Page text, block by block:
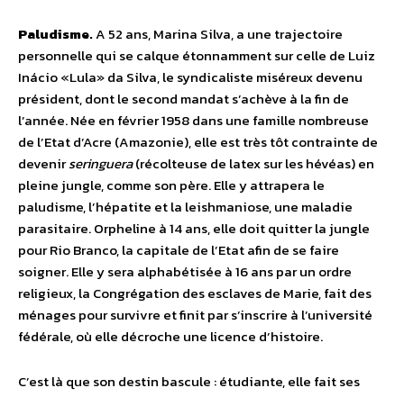
Paludisme.A 52 ans, Marina Silva, a une trajectoire
personnelle qui se calque étonnamment sur celle de Luiz
Inácio «Lula» da Silva, le syndicaliste miséreux devenu
président, dont le second mandat s’achève à la fin de
l’année. Née en février 1958 dans une famille nombreuse
de l’Etat d’Acre (Amazonie), elle est très tôt contrainte de
devenirseringuera(récolteuse de latex sur les hévéas) en
pleine jungle, comme son père. Elle y attrapera le
paludisme, l’hépatite et la leishmaniose, une maladie
parasitaire. Orpheline à 14 ans, elle doit quitter la jungle
pour Rio Branco, la capitale de l’Etat afin de se faire
soigner. Elle y sera alphabétisée à 16 ans par un ordre
religieux, la Congrégation des esclaves de Marie, fait des
ménages pour survivre et finit par s’inscrire à l’université
fédérale, où elle décroche une licence d’histoire.
C’est là que son destin bascule : étudiante, elle fait ses